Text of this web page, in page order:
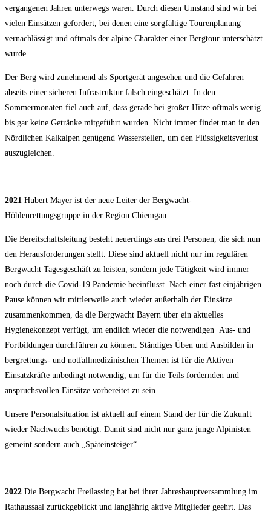
vergangenen Jahren unterwegs waren. Durch diesen Umstand sind wir bei
vielen Einsätzen gefordert, bei denen eine sorgfältige Tourenplanung
vernachlässigt und oftmals der alpine Charakter einer Bergtour unterschätzt
wurde.
Der Berg wird zunehmend als Sportgerät angesehen und die Gefahren
abseits einer sicheren Infrastruktur falsch eingeschätzt. In den
Sommermonaten fiel auch auf, dass gerade bei großer Hitze oftmals wenig
bis gar keine Getränke mitgeführt wurden. Nicht immer findet man in den
Nördlichen Kalkalpen genügend Wasserstellen, um den Flüssigkeitsverlust
auszugleichen.
2021 Hubert Mayer ist der neue Leiter der Bergwacht-
Höhlenrettungsgruppe in der Region Chiemgau.
Die Bereitschaftsleitung besteht neuerdings aus drei Personen, die sich nun
den Herausforderungen stellt. Diese sind aktuell nicht nur im regulären
Bergwacht Tagesgeschäft zu leisten, sondern jede Tätigkeit wird immer
noch durch die Covid-19 Pandemie beeinflusst. Nach einer fast einjährigen
Pause können wir mittlerweile auch wieder außerhalb der Einsätze
zusammenkommen, da die Bergwacht Bayern über ein aktuelles
Hygienekonzept verfügt, um endlich wieder die notwendigen Aus- und
Fortbildungen durchführen zu können. Ständiges Üben und Ausbilden in
bergrettungs- und notfallmedizinischen Themen ist für die Aktiven
Einsatzkräfte unbedingt notwendig, um für die Teils fordernden und
anspruchsvollen Einsätze vorbereitet zu sein.
Unsere Personalsituation ist aktuell auf einem Stand der für die Zukunft
wieder Nachwuchs benötigt. Damit sind nicht nur ganz junge Alpinisten
gemeint sondern auch „Späteinsteiger“.
2022 Die Bergwacht Freilassing hat bei ihrer Jahreshauptversammlung im
Rathaussaal zurückgeblickt und langjährig aktive Mitglieder geehrt. Das